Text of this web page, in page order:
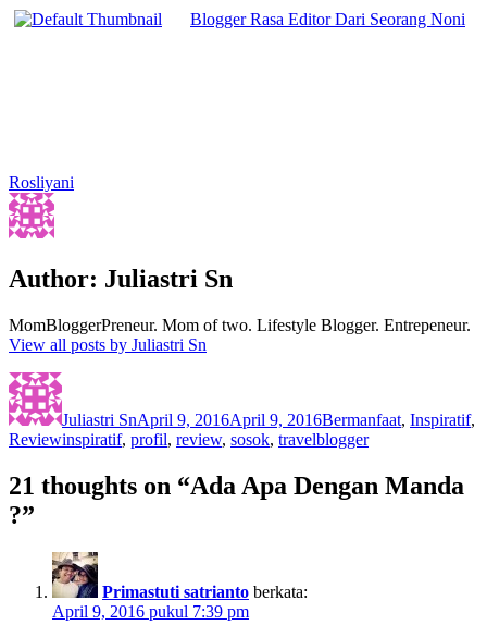
Blogger Rasa Editor Dari Seorang Noni
Rosliyani
Author: Juliastri Sn
MomBloggerPreneur. Mom of two. Lifestyle Blogger. Entrepeneur.
View all posts by Juliastri Sn
Author
Juliastri SnApril 9, 2016April 9, 2016Bermanfaat, Inspiratif,
ReviewTags
inspiratif, profil, review, sosok, travelblogger
21 thoughts on “Ada Apa Dengan Manda
?”
Primastuti satrianto berkata:
April 9, 2016 pukul 7:39 pm